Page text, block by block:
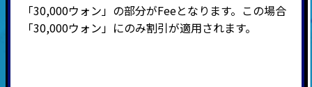
「30,000ウォン」の部分がFeeとなります。この場合
「30,000ウォン」にのみ割引が適用されます。